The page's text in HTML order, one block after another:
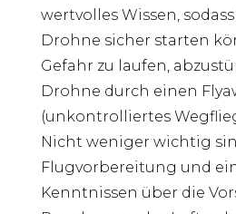
wertvolles Wissen,
Drohne sicher starten
Gefahr zu laufen,
Drohne durch einen
(unkontrolliertes
Nicht weniger wichtig
Flugvorbereitung und
Kenntnissen über die